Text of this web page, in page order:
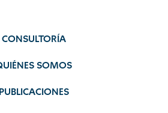
CONSULTORÍA
SOMOS
PUBLICACIONES